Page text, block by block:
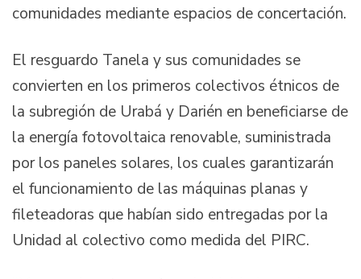
comunidades mediante espacios de concertación.
El resguardo Tanela y sus comunidades se
convierten en los primeros colectivos étnicos de
la subregión de Urabá y Darién en beneficiarse de
la energía fotovoltaica renovable, suministrada
por los paneles solares, los cuales garantizarán
el funcionamiento de las máquinas planas y
fileteadoras que habían sido entregadas por la
Unidad al colectivo como medida del PIRC.